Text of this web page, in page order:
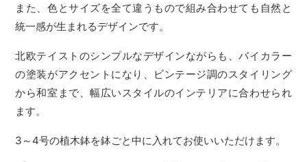
また、色とサイズを全て違うもので組み合わせても自然と
統一感が生まれるデザインです。
北欧テイストのシンプルなデザインながらも、バイカラー
の塗装がアクセントになり、ビンテージ調のスタイリング
から和室まで、幅広いスタイルのインテリアに合わせられ
ます。
3～4号の植木鉢を鉢ごと中に入れてお使いいただけます。